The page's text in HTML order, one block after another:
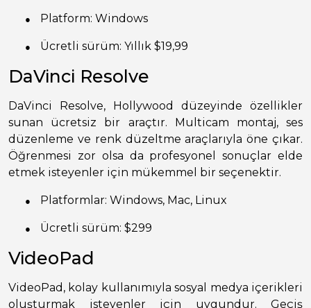
● Platform: Windows
● Ücretli sürüm: Yıllık $19,99
DaVinci Resolve
DaVinci Resolve, Hollywood düzeyinde özellikler
sunan ücretsiz bir araçtır. Multicam montaj, ses
düzenleme ve renk düzeltme araçlarıyla öne çıkar.
Öğrenmesi zor olsa da profesyonel sonuçlar elde
etmek isteyenler için mükemmel bir seçenektir.
● Platformlar: Windows, Mac, Linux
● Ücretli sürüm: $299
VideoPad
VideoPad, kolay kullanımıyla sosyal medya içerikleri
oluşturmak isteyenler için uygundur. Geçiş